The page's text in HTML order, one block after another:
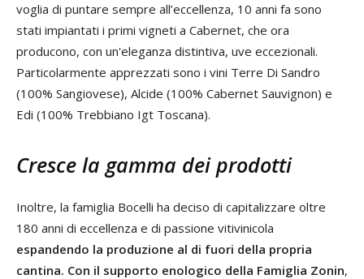
voglia di puntare sempre all’eccellenza, 10 anni fa sono
stati impiantati i primi vigneti a Cabernet, che ora
producono, con un'eleganza distintiva, uve eccezionali.
Particolarmente apprezzati sono i vini Terre Di Sandro
(100% Sangiovese), Alcide (100% Cabernet Sauvignon) e
Edi (100% Trebbiano Igt Toscana).
Cresce la gamma dei prodotti
Inoltre, la famiglia Bocelli ha deciso di capitalizzare oltre
180 anni di eccellenza e di passione vitivinicola
espandendo la produzione al di fuori della propria
cantina. Con il supporto enologico della Famiglia Zonin,